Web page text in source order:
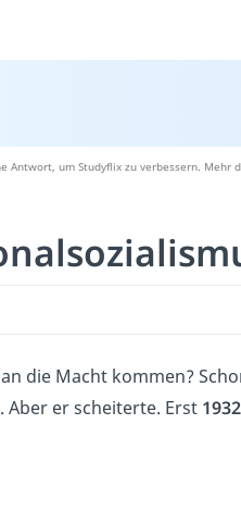
Antwort, um Studyflix zu verbessern. Mehr
die Macht kommen?
Aber er scheiterte. Erst 1932